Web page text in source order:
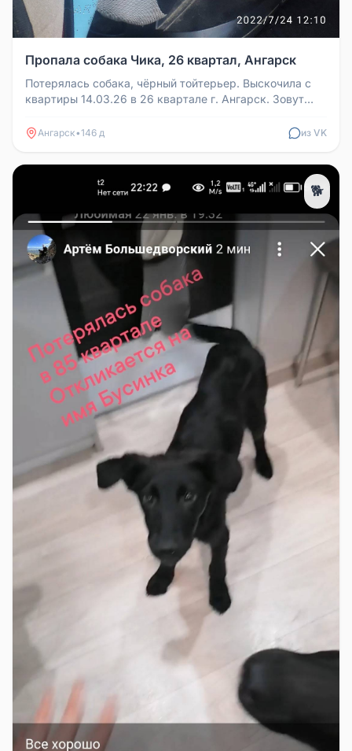
Пропала собака Чика, 26 квартал, Ангарск
Потерялась собака, чёрный тойтерьер. Выскочила с
квартиры 14.03.26 в 26 квартале г. Ангарск. Зовут
Ангарск•146 д из VK
🐕